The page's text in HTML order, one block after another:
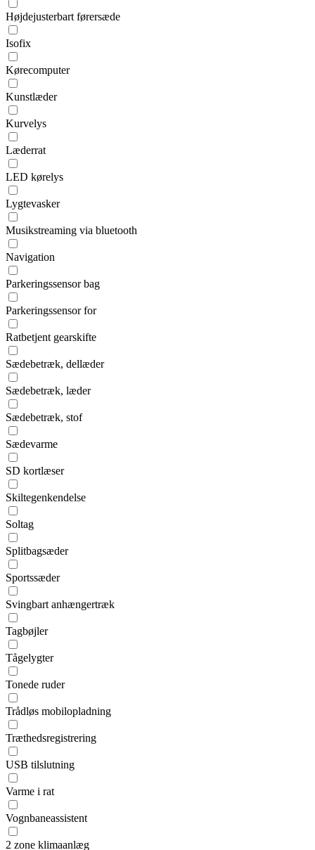
Højdejusterbart førersæde
Isofix
Kørecomputer
Kunstlæder
Kurvelys
Læderrat
LED kørelys
Lygtevasker
Musikstreaming via bluetooth
Navigation
Parkeringssensor bag
Parkeringssensor for
Ratbetjent gearskifte
Sædebetræk, dellæder
Sædebetræk, læder
Sædebetræk, stof
Sædevarme
SD kortlæser
Skiltegenkendelse
Soltag
Splitbagsæder
Sportssæder
Svingbart anhængertræk
Tagbøjler
Tågelygter
Tonede ruder
Trådløs mobilopladning
Træthedsregistrering
USB tilslutning
Varme i rat
Vognbaneassistent
2 zone klimaanlæg